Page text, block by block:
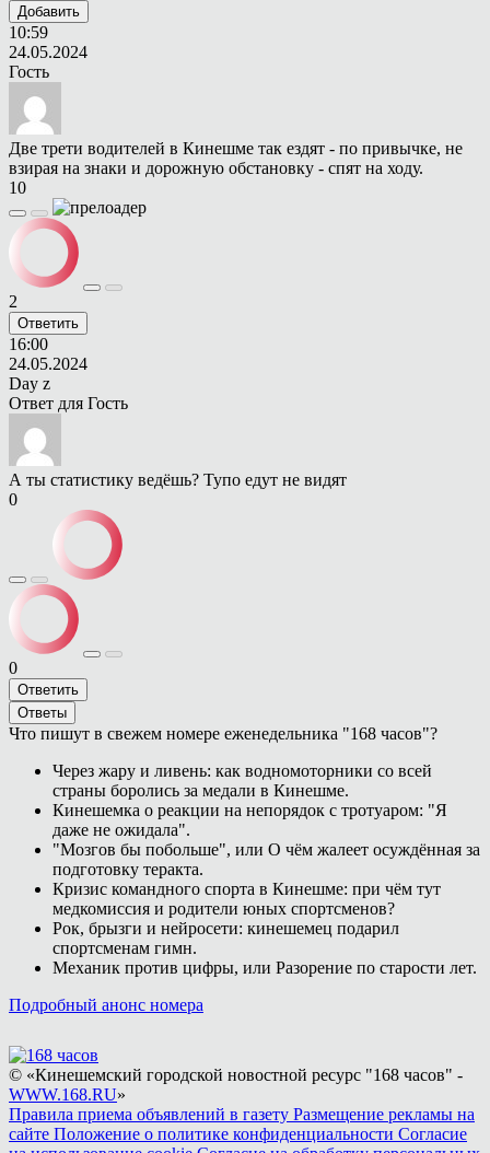
Добавить
10:59
24.05.2024
Гость
Две трети водителей в Кинешме так ездят - по привычке, не
взирая на знаки и дорожную обстановку - спят на ходу.
10
2
Ответить
16:00
24.05.2024
Day z
Ответ для Гость
А ты статистику ведёшь? Тупо едут не видят
0
0
Ответить
Ответы
Что пишут в свежем номере еженедельника "168 часов"?
Через жару и ливень: как водномоторники со всей
страны боролись за медали в Кинешме.
Кинешемка о реакции на непорядок с тротуаром: "Я
даже не ожидала".
"Мозгов бы побольше", или О чём жалеет осуждённая за
подготовку теракта.
Кризис командного спорта в Кинешме: при чём тут
медкомиссия и родители юных спортсменов?
Рок, брызги и нейросети: кинешемец подарил
спортсменам гимн.
Механик против цифры, или Разорение по старости лет.
Подробный анонс номера
© «Кинешемский городской новостной ресурс "168 часов" -
WWW.168.RU»
Правила приема объявлений в газету Размещение рекламы на
сайте Положение о политике конфиденциальности Согласие